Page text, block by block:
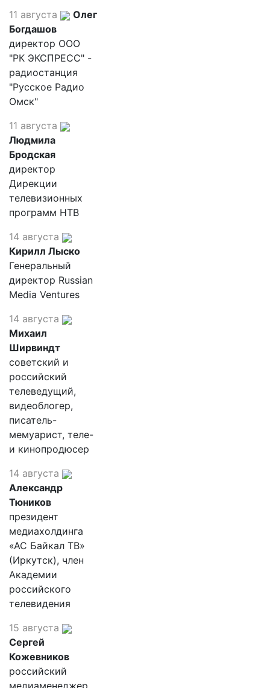
11 августа
Олег
Богдашов
директор ООО
"РК ЭКСПРЕСС" -
радиостанция
"Русское Радио
Омск"
11 августа
Людмила
Бродская
директор
Дирекции
телевизионных
программ НТВ
14 августа
Кирилл Лыско
Генеральный
директор Russian
Media Ventures
14 августа
Михаил
Ширвиндт
советский и
российский
телеведущий,
видеоблогер,
писатель-
мемуарист, теле-
и кинопродюсер
14 августа
Александр
Тюников
президент
медиахолдинга
«АС Байкал ТВ»
(Иркутск), член
Академии
российского
телевидения
15 августа
Сергей
Кожевников
российский
медиаменеджер,